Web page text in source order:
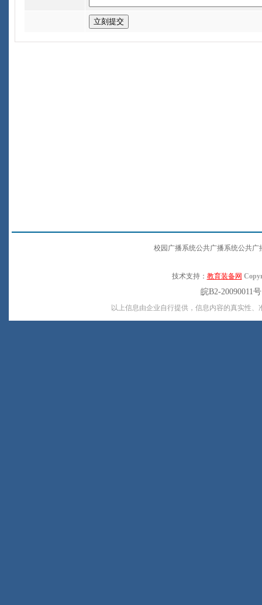
校园广播系统公共广播系统公共
技术支持： 教育装备网
皖B2-20090011
以上信息由企业自行提供，信息内容的真实性